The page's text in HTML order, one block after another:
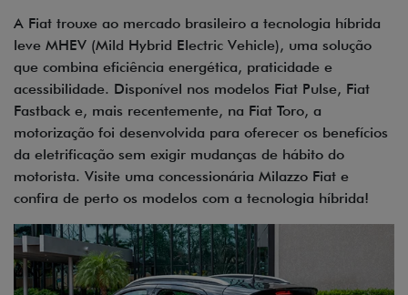
A Fiat trouxe ao mercado brasileiro a tecnologia híbrida
leve MHEV (Mild Hybrid Electric Vehicle), uma solução
que combina eficiência energética, praticidade e
acessibilidade. Disponível nos modelos Fiat Pulse, Fiat
Fastback e, mais recentemente, na Fiat Toro, a
motorização foi desenvolvida para oferecer os benefícios
da eletrificação sem exigir mudanças de hábito do
motorista. Visite uma concessionária Milazzo Fiat e
confira de perto os modelos com a tecnologia híbrida!